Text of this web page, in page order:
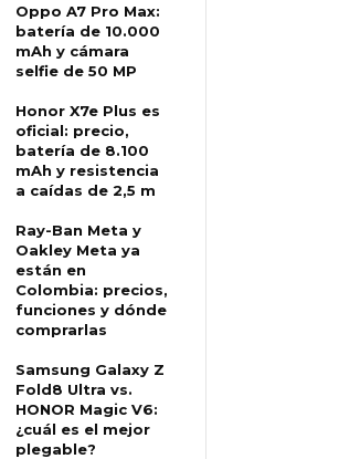
Oppo A7 Pro Max:
batería de 10.000
mAh y cámara
selfie de 50 MP
Honor X7e Plus es
oficial: precio,
batería de 8.100
mAh y resistencia
a caídas de 2,5 m
Ray-Ban Meta y
Oakley Meta ya
están en
Colombia: precios,
funciones y dónde
comprarlas
Samsung Galaxy Z
Fold8 Ultra vs.
HONOR Magic V6:
¿cuál es el mejor
plegable?